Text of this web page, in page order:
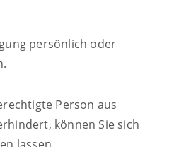
persönlich oder
Person aus
können Sie sich